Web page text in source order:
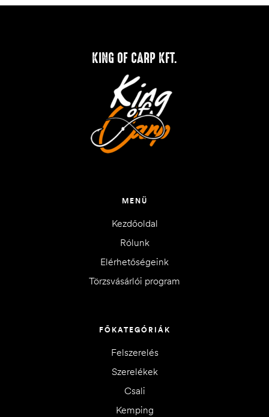
KING OF CARP KFT.
MENÜ
Kezdőoldal
Rólunk
Elérhetőségeink
Törzsvásárlói program
FŐKATEGÓRIÁK
Felszerelés
Szerelékek
Csali
Kemping